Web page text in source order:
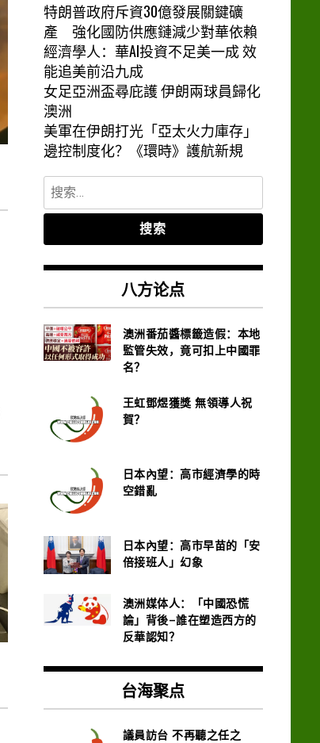
特朗普政府斥資30億發展關鍵礦
產 強化國防供應鏈減少對華依賴
經濟學人：華AI投資不足美一成 效
能追美前沿九成
女足亞洲盃尋庇護 伊朗兩球員歸化
澳洲
美軍在伊朗打光「亞太火力庫存」
邊控制度化？《環時》護航新規
搜
索：
八方论点
澳洲番茄醬標籤造假：本地
監管失效，竟可扣上中國罪
名？
王虹鄧煜獲獎 無領導人祝
賀？
日本內望：高市經濟學的時
空錯亂
日本內望：高市早苗的「安
倍接班人」幻象
澳洲媒体人：「中國恐慌
論」背後–誰在塑造西方的
反華認知？
台海聚点
議員訪台 不再聽之任之